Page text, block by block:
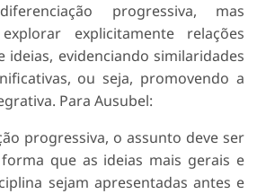
progressiva, mas
explicitamente relações
ideias, evidenciando similaridades
ou seja, promovendo a
Para Ausubel:
progressiva, o assunto deve ser
que as ideias mais gerais e
sejam apresentadas antes e